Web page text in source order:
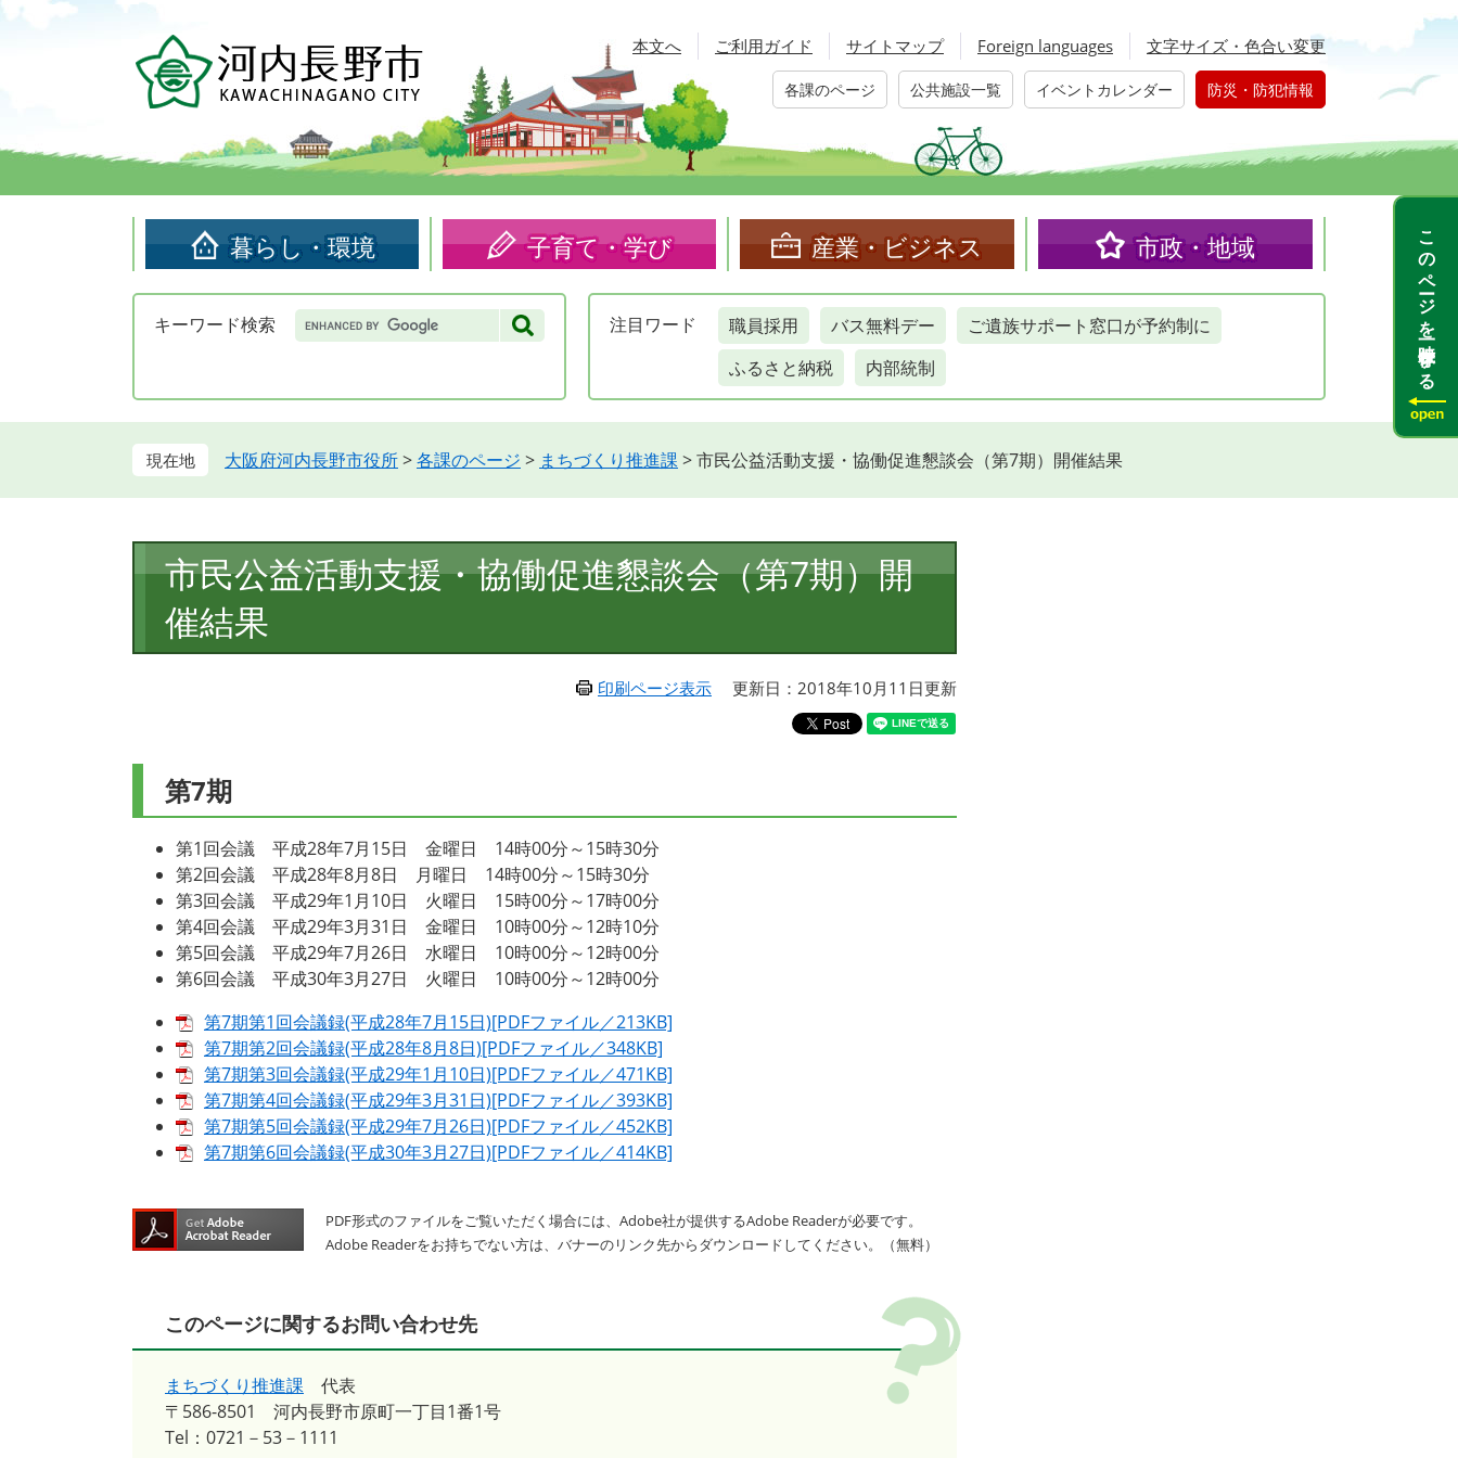
頭
す。
飛
し
本文へ ご利用ガイド サイトマップ Foreign languages 文字サイズ・色合い変更
各課のページ 公共施設一覧 イベントカレンダー 防災・防犯情報
暮らし・環境 子育て・学び 産業・ビジネス 市政・地域
キーワード検索 Google
カ
検
注目 ワード 職員採用 バス無料デー
ご遺族サポート窓口が予約制に
ふるさと納税
内部統制
大阪府河内長野市役所>各課のページ > まちづくり推進課 >市民公益活動支援・協働促進懇談会（第7期）開催結果
文
市民公益活動支援・協働促進懇談会（第7期）開
催結果
印刷ページ表示 更新日：2018年10月11日更新
第7期
第1回会議 平成28年7月15日 金曜日 14時00分～15時30分
第2回会議 平成28年8月8日 月曜日 14時00分～15時30分
第3回会議 平成29年1月10日 火曜日 15時00分～17時00分
第4回会議 平成29年3月31日 金曜日 10時00分～12時10分
第5回会議 平成29年7月26日 水曜日 10時00分～12時00分
第6回会議 平成30年3月27日 火曜日 10時00分～12時00分
第7期第1回会議録(平成28年7月15日)[PDFファイル／213KB]
第7期第2回会議録(平成28年8月8日)[PDFファイル／348KB]
第7期第3回会議録(平成29年1月10日)[PDFファイル／471KB]
第7期第4回会議録(平成29年3月31日)[PDFファイル／393KB]
第7期第5回会議録(平成29年7月26日)[PDFファイル／452KB]
第7期第6回会議録(平成30年3月27日)[PDFファイル／414KB]
PDF形式のファイルをご覧いただく場合には、Adobe社が提供するAdobe Readerが必要です。
Adobe Readerをお持ちでない方は、バナーのリンク先からダウンロードしてください。（無料）
このページに関するお問い合わせ先
まちづくり推進課
代表
〒586-8501
河内長野市原町一丁目1番1号
Tel：0721－53－1111
このページを一時保存する